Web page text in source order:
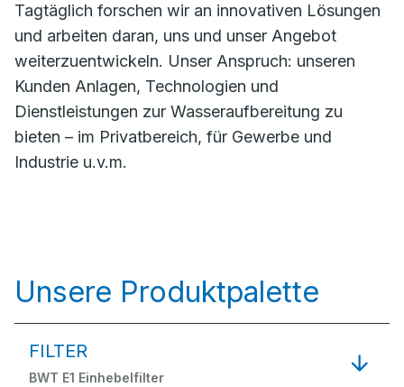
Tagtäglich forschen wir an innovativen Lösungen
und arbeiten daran, uns und unser Angebot
weiterzuentwickeln. Unser Anspruch: unseren
Kunden Anlagen, Technologien und
Dienstleistungen zur Wasseraufbereitung zu
bieten – im Privatbereich, für Gewerbe und
Industrie u.v.m.
Unsere Produktpalette
FILTER
BWT E1 Einhebelfilter